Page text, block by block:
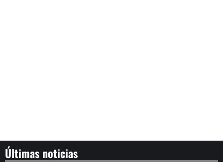
Últimas noticias